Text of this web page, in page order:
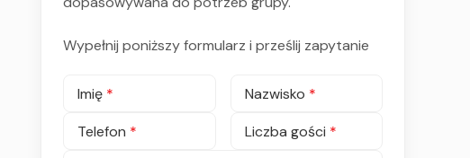
Wypełnij poniższy formularz i prześlij zapytanie
Imię * Nazwisko *
Telefon * Liczba gości *